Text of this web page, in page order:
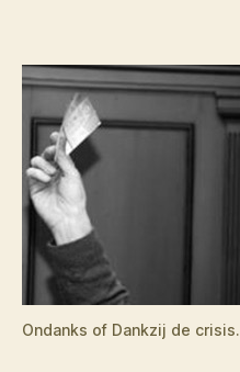
Ondanks of Dankzij de crisis.